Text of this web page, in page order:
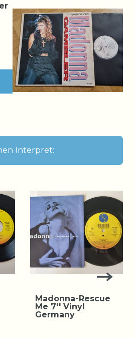
Interpret:
Madonna-Rescue
Me 7'' Vinyl
Germany